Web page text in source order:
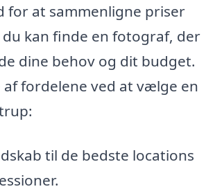
for at sammenligne priser
kan finde en fotograf, der
dine behov og dit budget.
af fordelene ved at vælge en
til de bedste locations